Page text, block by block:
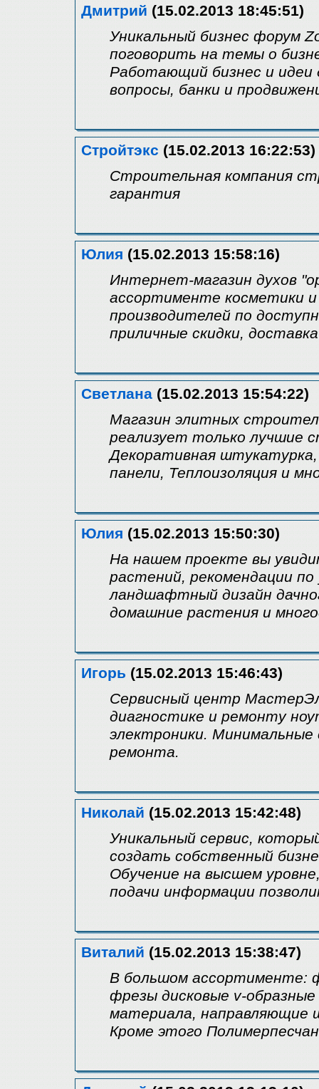
Дмитрий (15.02.2013 18:45:51)
Уникальный бизнес форум
поговорить на темы о
Работающий бизнес и идеи
вопросы, банки и
Стройтэкс (15.02.2013 16:22:53)
Строительная компания
гарантия
Юлия (15.02.2013 15:58:16)
Интернет-магазин духов
ассортименте косметики
производителей по
приличные скидки,
Светлана (15.02.2013 15:54:22)
Магазин элитных
реализует только лучшие
Декоративная
панели, Теплоизоляция и
Юлия (15.02.2013 15:50:30)
На нашем проекте вы
растений, рекомендации
ландшафтный дизайн
домашние растения и
Игорь (15.02.2013 15:46:43)
Сервисный центр
диагностике и ремонту
электроники. Минимальные
ремонта.
Николай (15.02.2013 15:42:48)
Уникальный сервис,
создать собственный
Обучение на высшем
подачи информации
Виталий (15.02.2013 15:38:47)
В большом ассортименте:
фрезы дисковые v-
материала, направляющие
Кроме этого